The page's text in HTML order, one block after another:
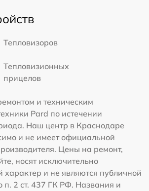
Тепловизоров
Тепловизионных
прицелов
и техническим
Pard по истечении
Наш центр в Краснодаре
и не имеет официальной
Цены на ремонт,
носят исключительно
характер и не являются публичной
п. 2 ст. 437 ГК РФ. Названия и